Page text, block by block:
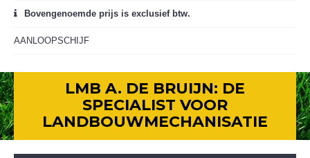
Bovengenoemde prijs is exclusief btw.
AANLOOPSCHIJF
LMB A. DE BRUIJN: DE
SPECIALIST VOOR
LANDBOUWMECHANISATIE